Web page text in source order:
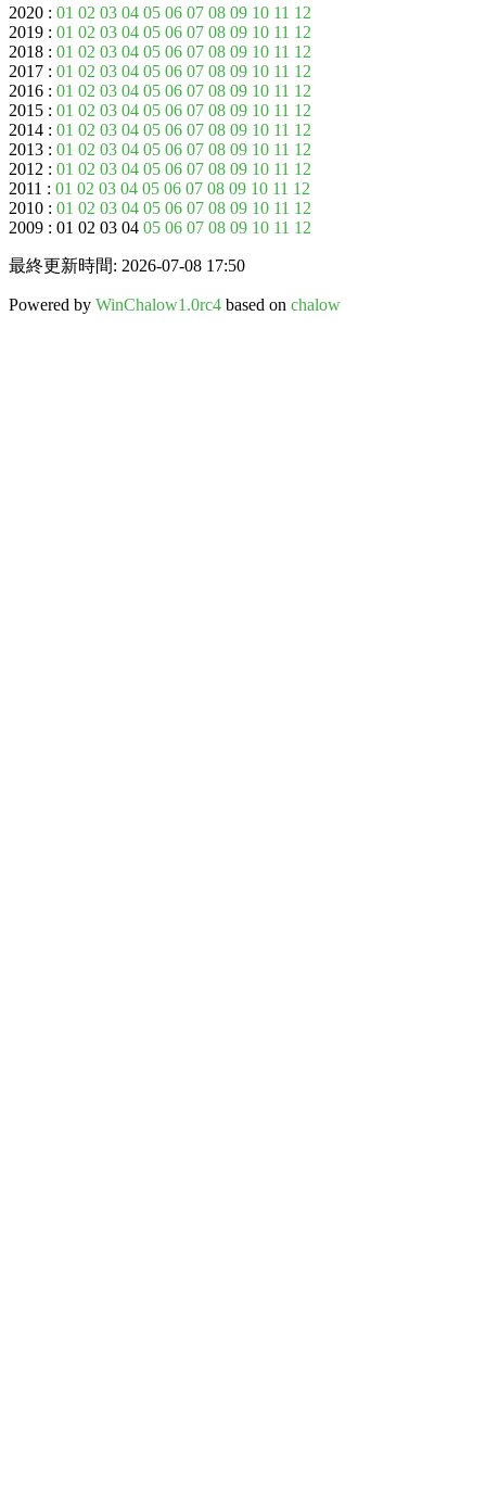
2020 : 01 02 03 04 05 06 07 08 09 10 11 12
2019 : 01 02 03 04 05 06 07 08 09 10 11 12
2018 : 01 02 03 04 05 06 07 08 09 10 11 12
2017 : 01 02 03 04 05 06 07 08 09 10 11 12
2016 : 01 02 03 04 05 06 07 08 09 10 11 12
2015 : 01 02 03 04 05 06 07 08 09 10 11 12
2014 : 01 02 03 04 05 06 07 08 09 10 11 12
2013 : 01 02 03 04 05 06 07 08 09 10 11 12
2012 : 01 02 03 04 05 06 07 08 09 10 11 12
2011 : 01 02 03 04 05 06 07 08 09 10 11 12
2010 : 01 02 03 04 05 06 07 08 09 10 11 12
2009 : 01 02 03 04 05 06 07 08 09 10 11 12
最終更新時間: 2026-07-08 17:50
Powered by WinChalow1.0rc4 based on chalow